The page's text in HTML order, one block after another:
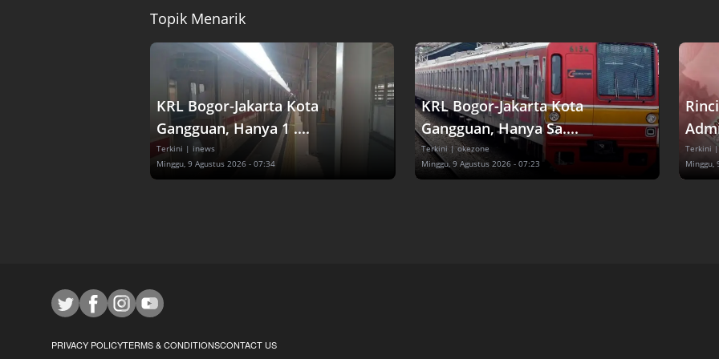
Topik Menarik
KRL Bogor-Jakarta Kota
Gangguan, Hanya 1 ....
Terkini | inews
Minggu, 9 Agustus 2026 - 07:34
KRL Bogor-Jakarta Kota
Gangguan, Hanya Sa....
Terkini | okezone
Minggu, 9 Agustus 2026 - 07:23
Terkini
Minggu,
PRIVACY POLICYTERMS & CONDITIONSCONTACT US